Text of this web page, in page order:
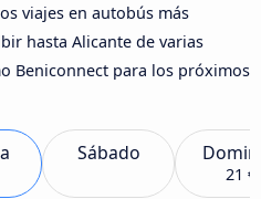
viajes en autobús más
hasta Alicante de varias
Beniconnect para los próximos
Sábado
21 €